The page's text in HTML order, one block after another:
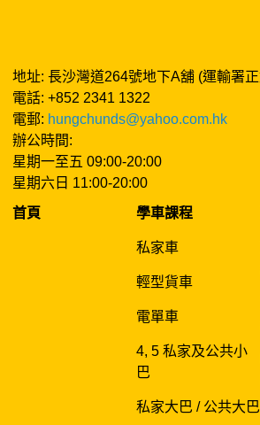
地址: 長沙灣道264號地下A舖 (運輸署
電話: +852 2341 1322
電郵: hungchunds@yahoo.com.hk
辦公時間:
星期一至五 09:00-20:00
星期六日 11:00-20:00
首頁
學車課程
私家車
輕型貨車
電單車
4, 5 私家及公共小
巴
私家大巴 / 公共大巴